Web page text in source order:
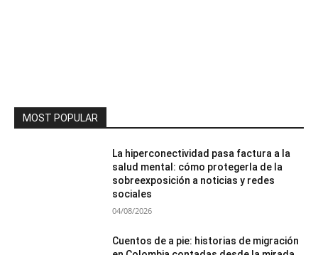
MOST POPULAR
La hiperconectividad pasa factura a la
salud mental: cómo protegerla de la
sobreexposición a noticias y redes
sociales
04/08/2026
Cuentos de a pie: historias de migración